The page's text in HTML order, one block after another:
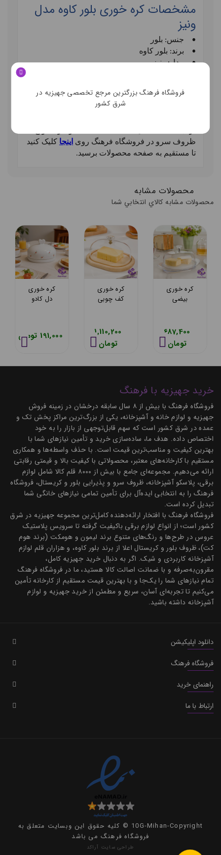
مشخصات کره خوری بلور کاوه مدل
ونیز
• جنس: بلور
• برند: بلور کاوه
•مدل: ونیز
بسته بندی:کادویی
ظروف سرو‌ در فروشگاه فرهنگ روی اینجا کلیک کنید
تا مستقیم به صفحه محصولات برسید.
محصولات مشابه
محصولات مشابه کالاي انتخابي شما
کره خوری
بیضی
687,400
تومان
کره خوری
کف چوبی
1,110,200
تومان
کره خوری
دل کادو
191,000 تومان
خرید جهیزیه با فرهنگ
فروشگاه فرهنگ با بیش از ۸ سال سابقه درخشان در زمینه فروش
جهیزیه و لوازم خانه و آشپزخانه، یکی از بزرگ‌ترین مراکز پخش تک و
عمده در شرق کشور است که سهم قابل‌توجهی از بازار را به خود
اختصاص داده. هدف ما، ساده‌سازی خرید و تأمین نیازهای شما با
بهترین کیفیت و مناسب‌ترین قیمت است. با حذف واسطه‌ها و همکاری
مستقیم با کارخانه‌های معتبر، محصولاتی با کیفیت بالا و قیمتی رقابتی
ارائه می‌دهیم. مجموعه‌ای جامع با بیش از ۸۰۰۰ قلم کالا شامل لوازم
برقی، پلاسکو آشپزخانه، ظروف سرو و پذیرایی بلور و کریستال، فروشگاه
فرهنگ را به انتخابی ایده‌آل برای تأمین تمامی نیازهای خانگی شما
تبدیل کرده است.
فروشگاه فرهنگ با افتخار ارائه‌دهنده کامل‌ترین مجموعه جهیزیه در شرق
کشور است؛ از انواع لوازم برقی باکیفیت گرفته تا سرویس پلاستیک
عروس در طرح‌ها و رنگ‌های متنوع برند لیمون و هومکت (برند هوم
کت)، ظروف بلور و کریستال اعلا از برند بلور کاوه، و هزاران قلم لوازم
آشپزخانه کاربردی و شیک. اگر به دنبال خرید جهیزیه کامل،
مقرون‌به‌صرفه و با ضمانت اصالت کالا هستید، ما در فروشگاه فرهنگ
تمام نیازهای شما را یک‌جا و با بهترین قیمت مستقیم از کارخانه تأمین
می‌کنیم تا تجربه‌ای آسان، سریع و مطمئن از خرید جهیزیه و لوازم
آشپزخانه داشته باشید.
دانلود اپلیکیشن
فروشگاه فرهنگ
راهنمای خرید
ارتباط با ما
10G-Mihan-Copyright © کلیه حقوق این وبسایت متعلق به
فروشگاه فرهنگ می باشد
طراحی سایت آراکد
فروشگاه فرهنگ بزرگترین مرجع تخصصی جهیزیه در
شرق کشور